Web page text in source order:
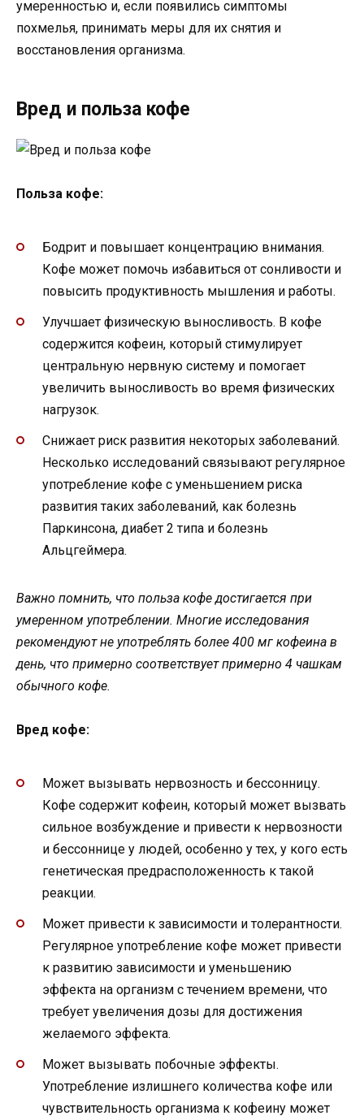
умеренностью и, если появились симптомы
похмелья, принимать меры для их снятия и
восстановления организма.
Вред и польза кофе
Польза кофе:
Бодрит и повышает концентрацию внимания.
Кофе может помочь избавиться от сонливости и
повысить продуктивность мышления и работы.
Улучшает физическую выносливость. В кофе
содержится кофеин, который стимулирует
центральную нервную систему и помогает
увеличить выносливость во время физических
нагрузок.
Снижает риск развития некоторых заболеваний.
Несколько исследований связывают регулярное
употребление кофе с уменьшением риска
развития таких заболеваний, как болезнь
Паркинсона, диабет 2 типа и болезнь
Альцгеймера.
Важно помнить, что польза кофе достигается при
умеренном употреблении. Многие исследования
рекомендуют не употреблять более 400 мг кофеина в
день, что примерно соответствует примерно 4 чашкам
обычного кофе.
Вред кофе:
Может вызывать нервозность и бессонницу.
Кофе содержит кофеин, который может вызвать
сильное возбуждение и привести к нервозности
и бессоннице у людей, особенно у тех, у кого есть
генетическая предрасположенность к такой
реакции.
Может привести к зависимости и толерантности.
Регулярное употребление кофе может привести
к развитию зависимости и уменьшению
эффекта на организм с течением времени, что
требует увеличения дозы для достижения
желаемого эффекта.
Может вызывать побочные эффекты.
Употребление излишнего количества кофе или
чувствительность организма к кофеину может